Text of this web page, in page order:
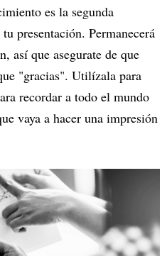
es la segunda
presentación. Permanecerá
así que asegurate de que
"gracias". Utilízala para
recordar a todo el mundo
vaya a hacer una impresión